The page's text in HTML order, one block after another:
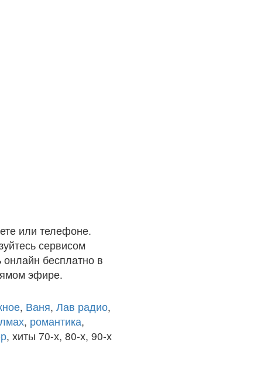
или телефоне.
сервисом
бесплатно в
эфире.
, Ваня, Лав радио,
, романтика,
, хиты 70-х, 80-х, 90-х